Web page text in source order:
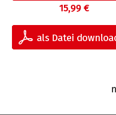
15,99 €